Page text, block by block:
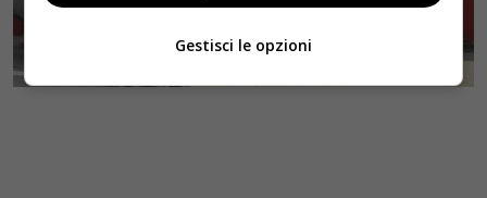
Gestisci le opzioni